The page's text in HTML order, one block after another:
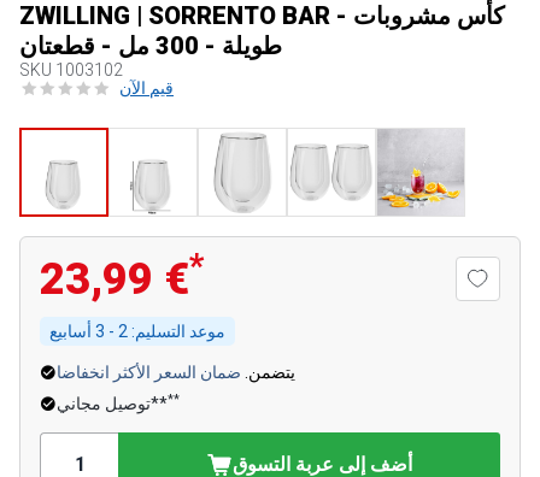
ZWILLING | SORRENTO BAR - كأس مشروبات
طويلة - 300 مل - قطعتان
SKU 1003102
قيم الآن
23,99 €*
موعد التسليم:
يتضمن. ضمان السعر الأكثر انخفاضا
توصيل مجاني****
أضف إلى عربة التسوق